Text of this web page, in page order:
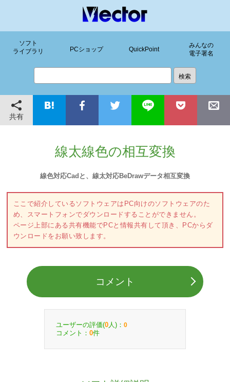
ソフト
ライブラリ
PCショップ QuickPoint
みんなの
電子署名
共有
線太線色の相互変換
線色対応Cadと、線太対応BeDrawデータ相互変換
ここで紹介しているソフトウェアはPC向けのソフトウェアのた
め、スマートフォンでダウンロードすることができません。
ページ上部にある共有機能でPCと情報共有して頂き、PCからダ
ウンロードをお願い致します。
コメント
ユーザーの評価(0 人)： 0
コメント： 0件